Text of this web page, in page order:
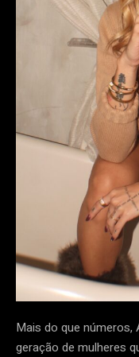
Mais do que números,
geração de mulheres